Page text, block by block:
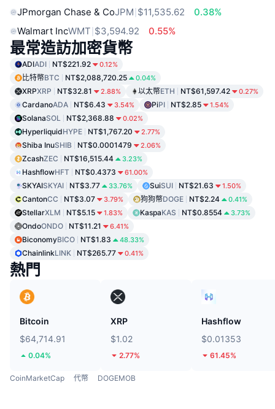
JPmorgan Chase & CoJPM $11,535.62
0.38%
Walmart IncWMT $3,594.92 0.55%
最常造訪加密貨幣
ADIADI NT$221.92 0.12%
比特幣BTC NT$2,088,720.25 0.04%
XRPXRP NT$32.81 2.88% 以太幣ETH NT$61,597.42 0.27%
CardanoADA NT$6.43 3.54% PiPI NT$2.85 1.54%
SolanaSOL NT$2,368.88 0.02%
HyperliquidHYPE NT$1,767.20 2.77%
Shiba InuSHIB NT$0.0001479 2.06%
ZcashZEC NT$16,515.44 3.23%
HashflowHFT NT$0.4373 61.00%
SKYAISKYAI NT$3.77 33.76% SuiSUI NT$21.63 1.50%
CantonCC NT$3.07 3.79% 狗狗幣DOGE NT$2.24 0.41%
StellarXLM NT$5.15 1.83% KaspaKAS NT$0.8554 3.73%
OndoONDO NT$11.21 6.41%
BiconomyBICO NT$1.83 48.33%
ChainlinkLINK NT$265.77 0.41%
熱門
Bitcoin
$64,714.91
0.04%
XRP
$1.02
2.77%
Hashflow
$0.01353
61.45%
CoinMarketCap 代幣 DOGEMOB